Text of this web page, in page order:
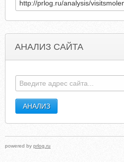
АНАЛИЗ САЙТА
powered by prlog.ru